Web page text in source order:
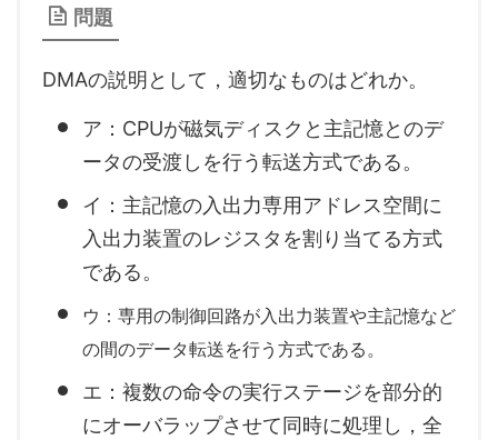
問題
DMAの説明として，適切なものはどれか。
ア：CPUが磁気ディスクと主記憶とのデ
ータの受渡しを行う転送方式である。
イ：主記憶の入出力専用アドレス空間に
入出力装置のレジスタを割り当てる方式
である。
ウ：専用の制御回路が入出力装置や主記憶など
の間のデータ転送を行う方式である。
エ：複数の命令の実行ステージを部分的
にオーバラップさせて同時に処理し，全